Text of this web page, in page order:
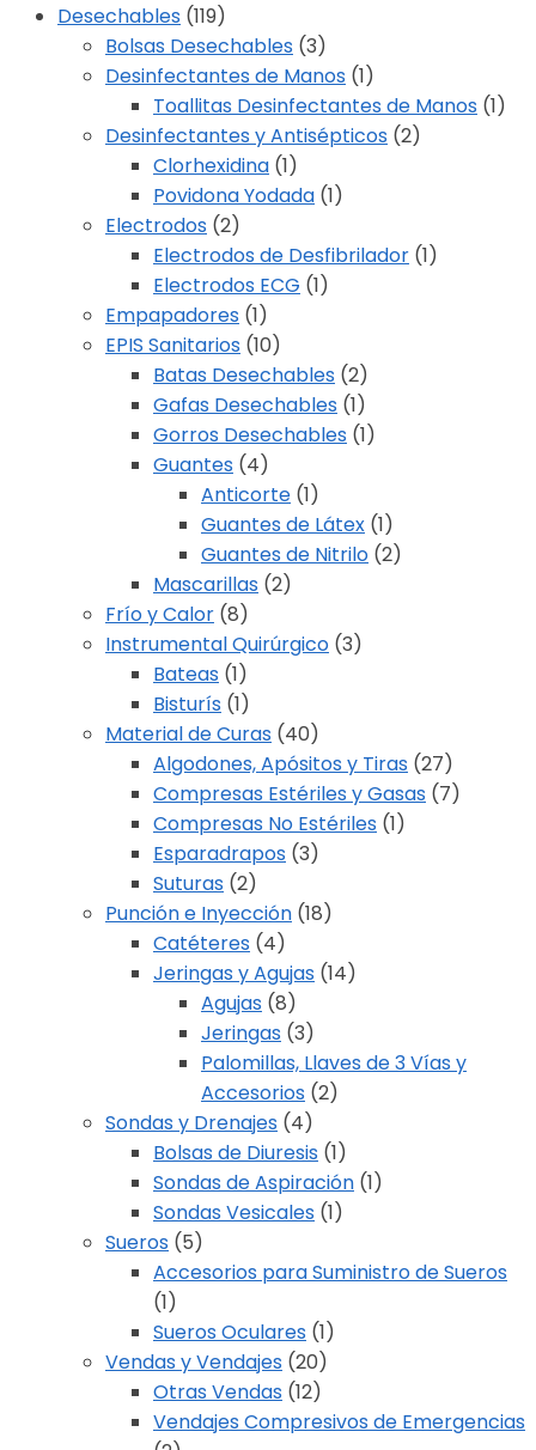
Desechables (119)
Bolsas Desechables (3)
Desinfectantes de Manos (1)
Toallitas Desinfectantes de Manos (1)
Desinfectantes y Antisépticos (2)
Clorhexidina (1)
Povidona Yodada (1)
Electrodos (2)
Electrodos de Desfibrilador (1)
Electrodos ECG (1)
Empapadores (1)
EPIS Sanitarios (10)
Batas Desechables (2)
Gafas Desechables (1)
Gorros Desechables (1)
Guantes (4)
Anticorte (1)
Guantes de Látex (1)
Guantes de Nitrilo (2)
Mascarillas (2)
Frío y Calor (8)
Instrumental Quirúrgico (3)
Bateas (1)
Bisturís (1)
Material de Curas (40)
Algodones, Apósitos y Tiras (27)
Compresas Estériles y Gasas (7)
Compresas No Estériles (1)
Esparadrapos (3)
Suturas (2)
Punción e Inyección (18)
Catéteres (4)
Jeringas y Agujas (14)
Agujas (8)
Jeringas (3)
Palomillas, Llaves de 3 Vías y
Accesorios (2)
Sondas y Drenajes (4)
Bolsas de Diuresis (1)
Sondas de Aspiración (1)
Sondas Vesicales (1)
Sueros (5)
Accesorios para Suministro de Sueros
(1)
Sueros Oculares (1)
Vendas y Vendajes (20)
Otras Vendas (12)
Vendajes Compresivos de Emergencias